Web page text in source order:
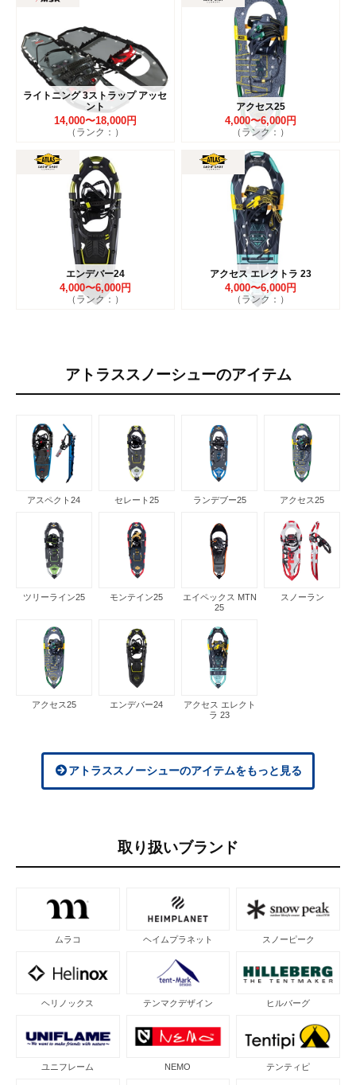
ライトニング 3ストラップ アッセ
ント
14,000〜18,000円
（ランク：）
アクセス25
4,000〜6,000円
（ランク：）
エンデバー24
4,000〜6,000円
（ランク：）
アクセス エレクトラ 23
4,000〜6,000円
（ランク：）
アトラススノーシューのアイテム
アスペクト24 セレート25 ランデブー25 アクセス25
ツリーライン25 モンテイン25
エイペックス MTN
25
スノーラン
アクセス25 エンデバー24
アクセス エレクト
ラ 23
アトラススノーシューのアイテムをもっと見る
取り扱いブランド
ムラコ ヘイムプラネット スノーピーク
ヘリノックス テンマクデザイン ヒルバーグ
ユニフレーム NEMO テンティピ